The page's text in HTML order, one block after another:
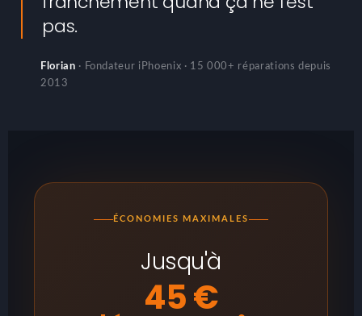
pas.
Florian · Fondateur iPhoenix · 15 000+ réparations depuis
2013
ÉCONOMIES MAXIMALES
Jusqu'à
45 €